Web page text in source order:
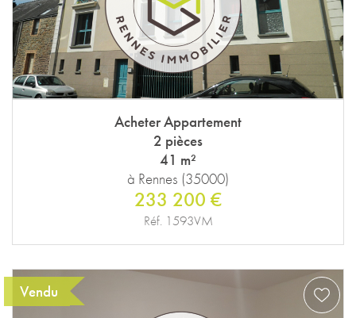
Acheter Appartement
2 pièces
41 m²
à Rennes (35000)
233 200 €
Réf. 1593VM
Vendu